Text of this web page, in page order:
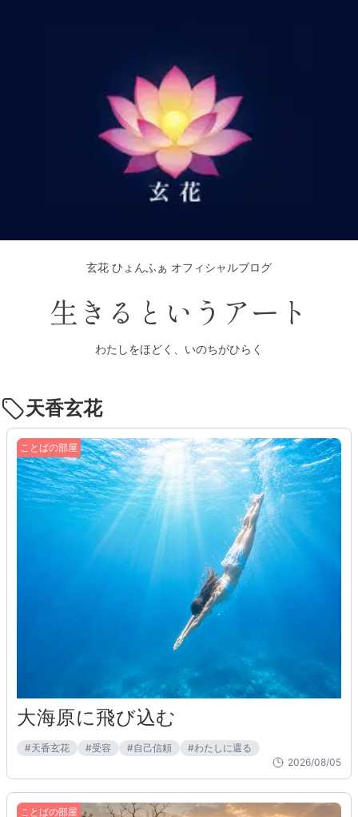
玄花 ひょんふぁ オフィシャルブログ
生きるというアート
わたしをほどく、いのちがひらく
天香玄花
ことばの部屋
大海原に飛び込む
#天香玄花 #受容 #自己信頼 #わたしに還る
2026/08/05
ことばの部屋